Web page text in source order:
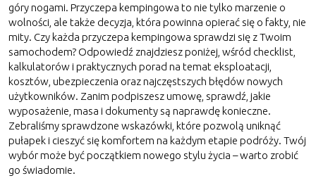
góry nogami. Przyczepa kempingowa to nie tylko marzenie o
wolności, ale także decyzja, która powinna opierać się o fakty, nie
mity. Czy każda przyczepa kempingowa sprawdzi się z Twoim
samochodem? Odpowiedź znajdziesz poniżej, wśród checklist,
kalkulatorów i praktycznych porad na temat eksploatacji,
kosztów, ubezpieczenia oraz najczęstszych błędów nowych
użytkowników. Zanim podpiszesz umowę, sprawdź, jakie
wyposażenie, masa i dokumenty są naprawdę konieczne.
Zebraliśmy sprawdzone wskazówki, które pozwolą uniknąć
pułapek i cieszyć się komfortem na każdym etapie podróży. Twój
wybór może być początkiem nowego stylu życia – warto zrobić
go świadomie.